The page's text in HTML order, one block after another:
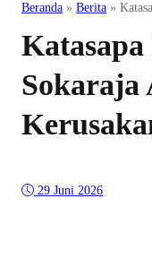
Beranda » Berita »
Sokaraja
29 Juni 2026